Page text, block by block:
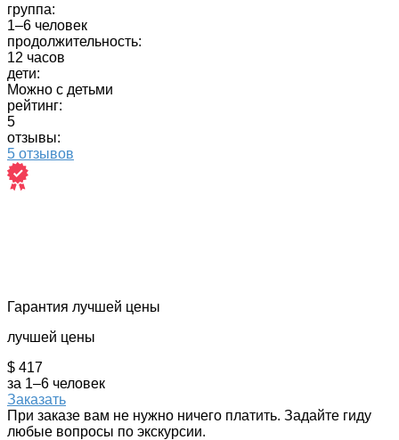
группа:
1–6 человек
продолжительность:
12 часов
дети:
Можно с детьми
рейтинг:
5
отзывы:
5 отзывов
Гарантия лучшей цены
лучшей цены
$ 417
за 1–6 человек
Заказать
При заказе вам не нужно ничего платить. Задайте гиду
любые вопросы по экскурсии.